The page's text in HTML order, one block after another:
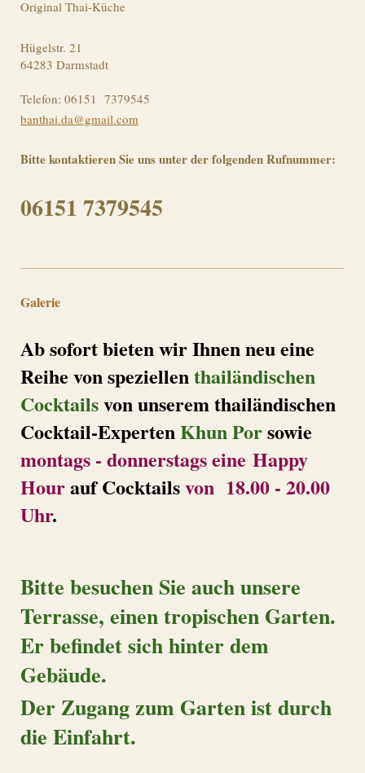
Original Thai-Küche
Hügelstr. 21
64283 Darmstadt
Telefon: 06151 7379545
banthai.da@gmail.com
Bitte kontaktieren Sie uns unter der folgenden Rufnummer:
06151 7379545
Galerie
Ab sofort bieten wir Ihnen neu eine
Reihe von speziellenthailändischen
Cocktailsvon unserem thailändischen
Cocktail-ExpertenKhun Porsowie
montags - donnerstags eine Happy
Hourauf Cocktailsvon 18.00 - 20.00
Uhr.
Bitte besuchen Sie auch unsere
Terrasse, einen tropischen Garten.
Er befindet sich hinter dem
Gebäude.
Der Zugang zum Garten ist durch
die Einfahrt.